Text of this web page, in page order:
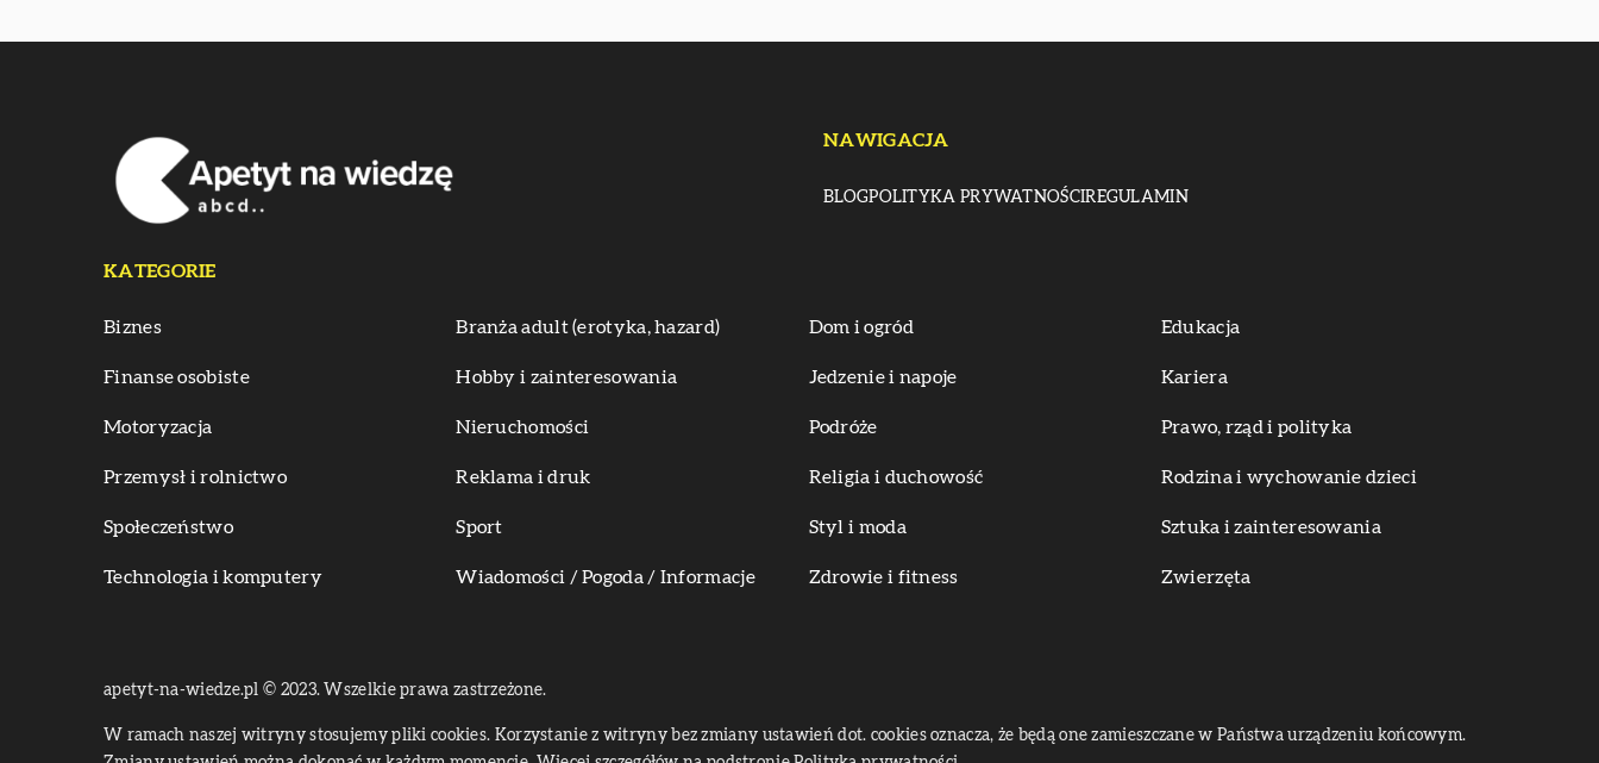
NAWIGACJA
BLOGPOLITYKA PRYWATNOŚCIREGULAMIN
KATEGORIE
Biznes Branża adult (erotyka, hazard) Dom i ogród Edukacja
Finanse osobiste Hobby i zainteresowania Jedzenie i napoje Kariera
Motoryzacja Nieruchomości Podróże Prawo, rząd i polityka
Przemysł i rolnictwo Reklama i druk Religia i duchowość Rodzina i wychowanie dzieci
Społeczeństwo Sport Styl i moda Sztuka i zainteresowania
Technologia i komputery Wiadomości / Pogoda / Informacje Zdrowie i fitness Zwierzęta
apetyt-na-wiedze.pl © 2023. Wszelkie prawa zastrzeżone.
W ramach naszej witryny stosujemy pliki cookies. Korzystanie z witryny bez zmiany ustawień dot. cookies oznacza, że będą one zamieszczane w Państwa urządzeniu końcowym.